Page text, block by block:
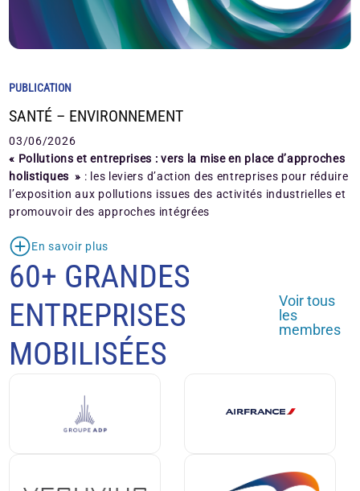
PUBLICATION
SANTÉ – ENVIRONNEMENT
03/06/2026
« Pollutions et entreprises : vers la mise en place d’approches
holistiques » : les leviers d’action des entreprises pour réduire
l’exposition aux pollutions issues des activités industrielles et
promouvoir des approches intégrées
En savoir plus
60+ GRANDES
ENTREPRISES
MOBILISÉES
Voir tous
les
membres